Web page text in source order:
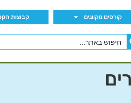
קורסים מקוונים קבוצות הWhatsApp